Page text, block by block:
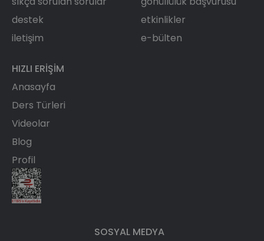
destek
iletişim
etkinlikler
e-bülten
HIZLI ERIŞIM
Anasayfa
Ders Türleri
Videolar
Blog
Profil
SOSYAL MEDYA